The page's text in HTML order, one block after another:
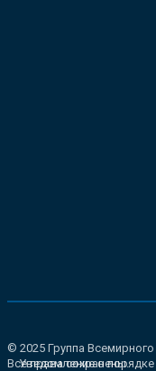
© 2025 Группа Всемирного
Все права сохранены.
Уведомление о